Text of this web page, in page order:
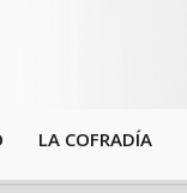
LA COFRADÍA